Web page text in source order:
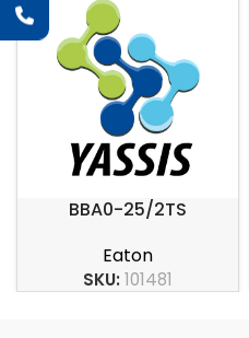
BBA0-25/2TS
Eaton
SKU:101481